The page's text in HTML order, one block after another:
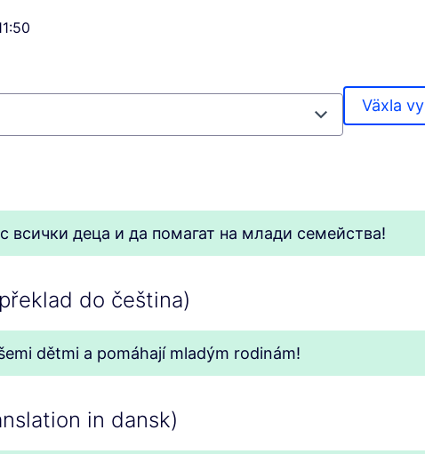
Växla vy
всички деца и да помагат на млади семейства!
do čeština)
dětmi a pomáhají mladým rodinám!
in dansk)